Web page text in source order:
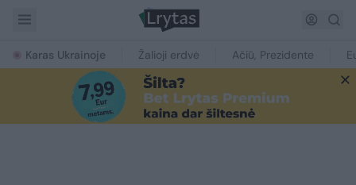
Karas Ukrainoje Žalioji erdvė Ačiū, Prezidente